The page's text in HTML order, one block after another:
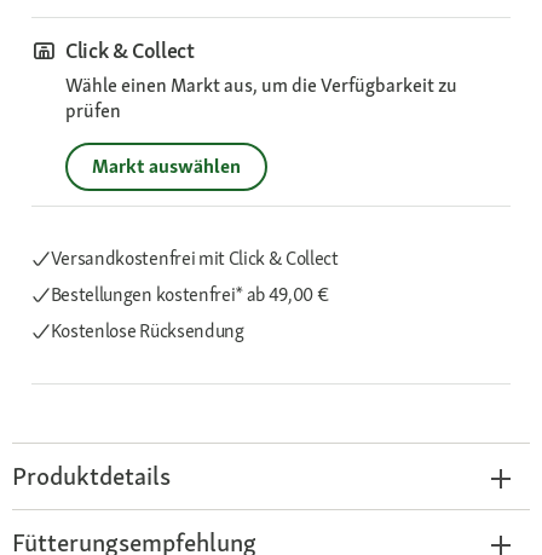
Click & Collect
Wähle einen Markt aus, um die Verfügbarkeit zu
prüfen
Markt auswählen
Versandkostenfrei mit Click & Collect
Bestellungen kostenfrei*ab 49,00 €
Kostenlose Rücksendung
Produktdetails
Fütterungsempfehlung